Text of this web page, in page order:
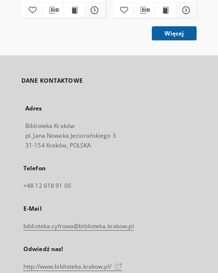
Więcej
DANE KONTAKTOWE
Adres
Biblioteka Kraków
pl. Jana Nowaka Jeziorańskiego 3
31-154 Kraków, POLSKA
Telefon
+48 12 618 91 00
E-Mail
biblioteka.cyfrowa@biblioteka.krakow.pl
Odwiedź nas!
http://www.biblioteka.krakow.pl/